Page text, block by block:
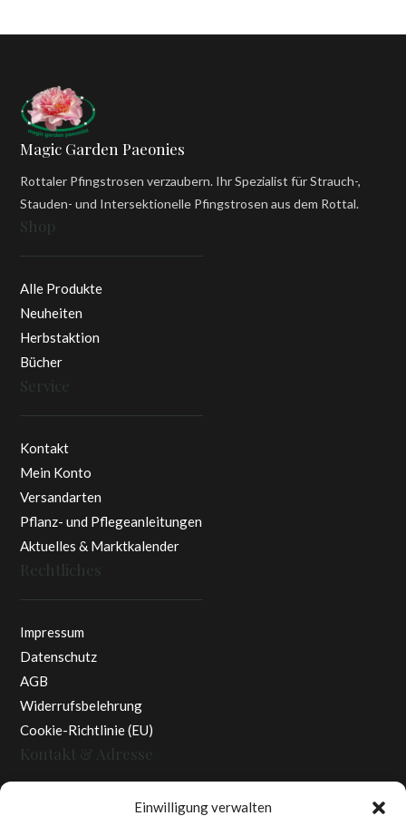
Einwilligung verwalten
Magic Garden Paeonies
Rottaler Pfingstrosen verzaubern. Ihr Spezialist für Strauch-,
Stauden- und Intersektionelle Pfingstrosen aus dem Rottal.
Shop
Alle Produkte
Neuheiten
Herbstaktion
Bücher
Service
Kontakt
Mein Konto
Versandarten
Pflanz- und Pflegeanleitungen
Aktuelles & Marktkalender
Rechtliches
Impressum
Datenschutz
AGB
Widerrufsbelehrung
Cookie-Richtlinie (EU)
Kontakt & Adresse